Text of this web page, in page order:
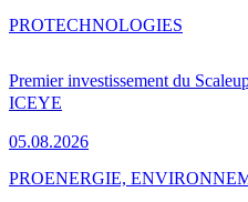
Premier investissement du
ICEYE
05.08.2026
PROTECHNOLOGIES
PROENERGIE,